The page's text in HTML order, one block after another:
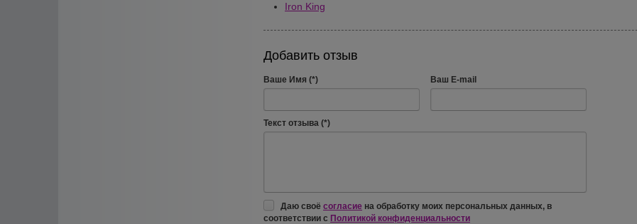
Iron King
Добавить отзыв
Ваше Имя (*) Ваш E-mail
Текст отзыва (*)
Даю своё согласие на обработку моих персональных данных, в
соответствии с Политикой конфиденциальности